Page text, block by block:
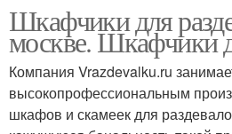
Шкафчики для
москве. Шкафчики
Компания Vrazdevalku.ru
высокопрофессиональным
шкафов и скамеек для